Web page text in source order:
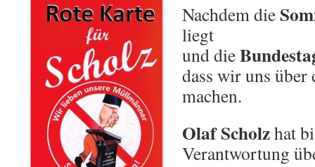
Nachdem die
liegt
und die
dass wir uns
machen.
Olaf Scholzhat
Verantwortung